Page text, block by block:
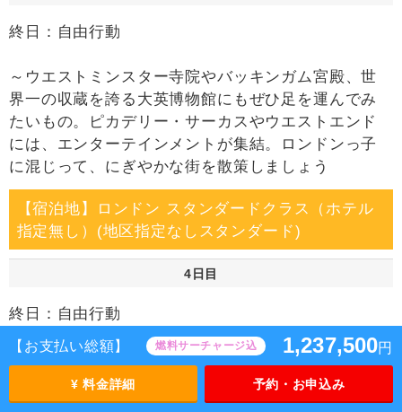
【お支払い総額】 燃料サーチャージ込 1,237,500円
¥ 料金詳細 予約・お申込み
終日：自由行動
～ウエストミンスター寺院やバッキンガム宮殿、世
界一の収蔵を誇る大英博物館にもぜひ足を運んでみ
たいもの。ピカデリー・サーカスやウエストエンド
には、エンターテインメントが集結。ロンドンっ子
に混じって、にぎやかな街を散策しましょう
【宿泊地】ロンドン スタンダードクラス（ホテル
指定無し）(地区指定なしスタンダード)
4日目
終日：自由行動
【宿泊地】ロンドン スタンダードクラス（ホテル
指定無し）(地区指定なしスタンダード)